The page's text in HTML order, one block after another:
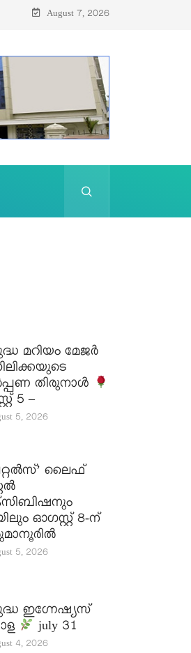
August 7, 2026
മറിയം മേജർ
തിരുനാൾ
5 –
5, 2026
ലൈഫ്
ഓഗസ്റ്റ് 8-ന്
5, 2026
ഇഗ്നേഷ്യസ്
july 31
4, 2026